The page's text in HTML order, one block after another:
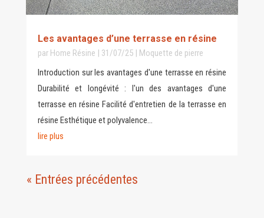
Les avantages d’une terrasse en résine
par Home Résine 31/07/25|
Moquette de pierre
Introduction sur les avantages d'une terrasse en résine
Durabilité et longévité : l'un des avantages d'une
terrasse en résine Facilité d'entretien de la terrasse en
résine Esthétique et polyvalence...
lire plus
« Entrées précédentes